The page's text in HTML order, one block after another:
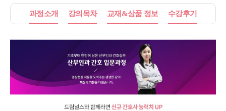
과정소개 강의목차 교재&상품 정보 수강후기